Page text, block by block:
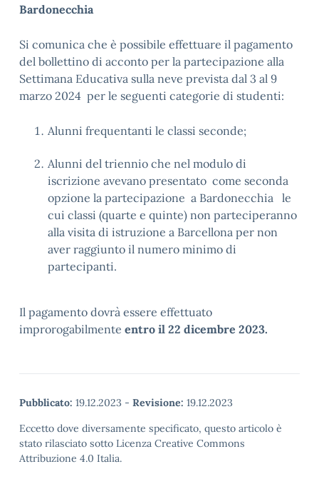
Bardonecchia
Si comunica che è possibile effettuare il pagamento
del bollettino di acconto per la partecipazione alla
Settimana Educativa sulla neve prevista dal 3 al 9
marzo 2024 per le seguenti categorie di studenti:
Alunni frequentanti le classi seconde;
Alunni del triennio che nel modulo di
iscrizione avevano presentato come seconda
opzione la partecipazione a Bardonecchia le
cui classi (quarte e quinte) non parteciperanno
alla visita di istruzione a Barcellona per non
aver raggiunto il numero minimo di
partecipanti.
Il pagamento dovrà essere effettuato
improrogabilmente entro il 22 dicembre 2023.
Pubblicato: 19.12.2023 - Revisione: 19.12.2023
Eccetto dove diversamente specificato, questo articolo è
stato rilasciato sotto Licenza Creative Commons
Attribuzione 4.0 Italia.